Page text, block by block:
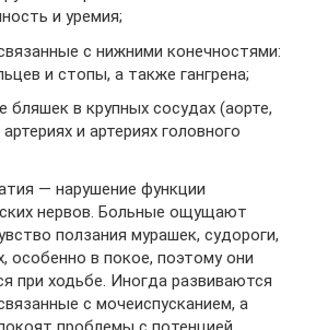
и уремия;
с нижними конечностями:
и стопы, а также гангрена;
бляшек в крупных сосудах (аорте,
и артериях головного
— нарушение функции
нервов. Больные ощущают
ползания мурашек, судороги,
особенно в покое, поэтому они
при ходьбе. Иногда развиваются
с мочеиспусканием, а